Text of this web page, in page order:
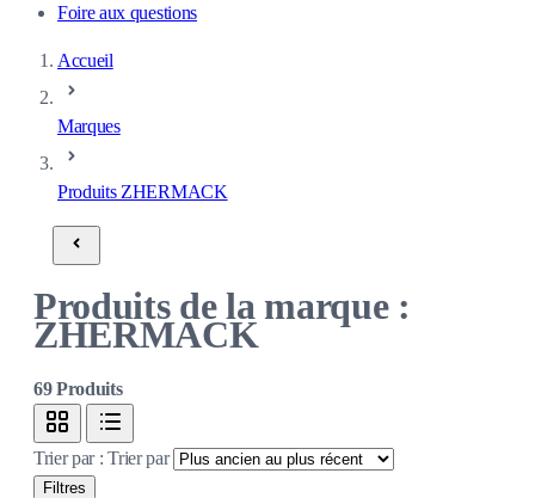
Foire aux questions
Accueil
Marques
Produits ZHERMACK
Produits de la marque :
ZHERMACK
69Produits
Trier par :Trier par
Filtres